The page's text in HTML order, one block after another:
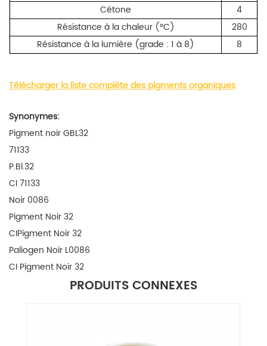
Cétone
4
Résistance à la chaleur (°C)
280
Résistance à la lumière (grade : 1 à 8)
8
Télécharger la liste complète des pigments organiques
Synonymes:
Pigment noir GBL32
71133
P.Bl.32
CI 71133
Noir 0086
Pigment Noir 32
CIPigment Noir 32
Paliogen Noir L0086
CI Pigment Noir 32
PRODUITS CONNEXES